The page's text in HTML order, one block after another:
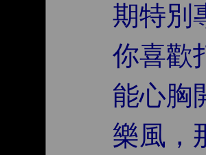
期特別
你喜歡
能心胸
樂風，